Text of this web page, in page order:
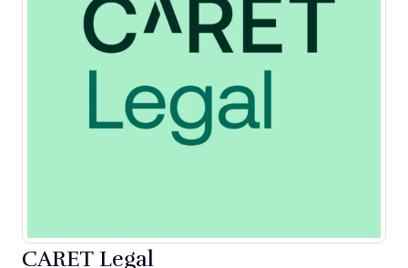
CARET Legal